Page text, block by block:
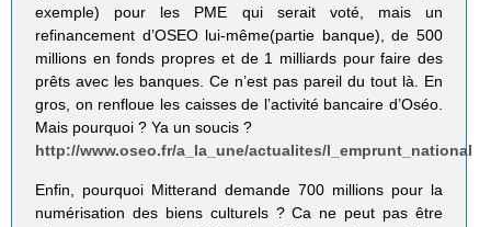
exemple) pour les PME qui serait voté, mais un
refinancement d’OSEO lui-même(partie banque), de 500
millions en fonds propres et de 1 milliards pour faire des
prêts avec les banques. Ce n’est pas pareil du tout là. En
gros, on renfloue les caisses de l’activité bancaire d’Oséo.
Mais pourquoi ? Ya un soucis ?
http://www.oseo.fr/a_la_une/actualites/l_emprunt_national
Enfin, pourquoi Mitterand demande 700 millions pour la
numérisation des biens culturels ? Ca ne peut pas être